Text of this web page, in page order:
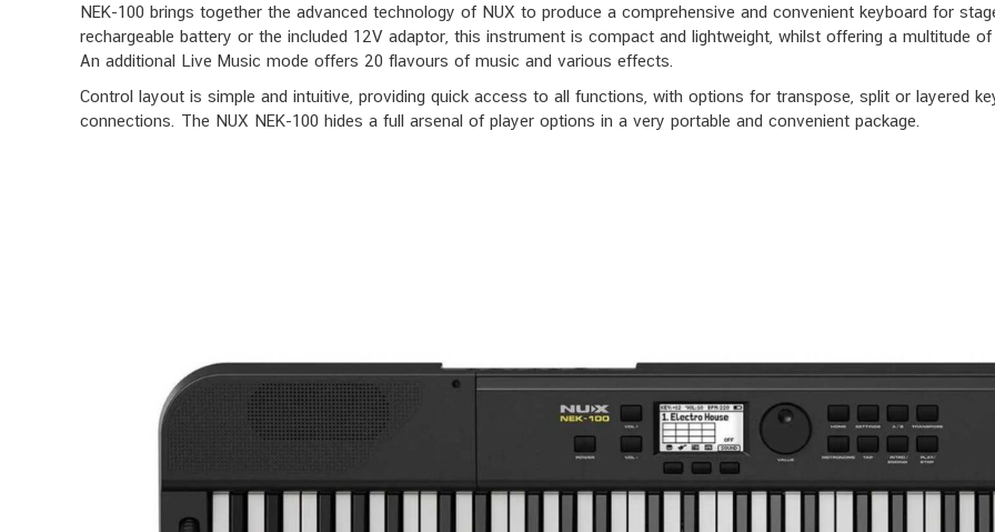
NEK-100 brings together the advanced technology of NUX to produce a comprehensive and convenient keyboard for
rechargeable battery or the included 12V adaptor, this instrument is compact and lightweight, whilst offering a multitude
An additional Live Music mode offers 20 flavours of music and various effects.
Control layout is simple and intuitive, providing quick access to all functions, with options for transpose, split or layered
connections. The NUX NEK-100 hides a full arsenal of player options in a very portable and convenient package.